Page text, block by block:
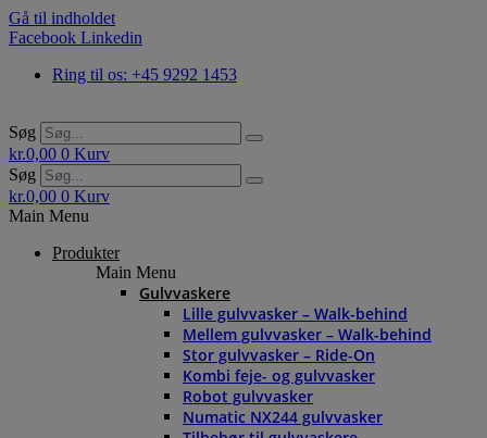
Gå til indholdet
Facebook Linkedin
Ring til os: +45 9292 1453
Søg
kr.0,00 0 Kurv
Søg
kr.0,00 0 Kurv
Main Menu
Produkter
Main Menu
Gulvvaskere
Lille gulvvasker – Walk-behind
Mellem gulvvasker – Walk-behind
Stor gulvvasker – Ride-On
Kombi feje- og gulvvasker
Robot gulvvasker
Numatic NX244 gulvvasker